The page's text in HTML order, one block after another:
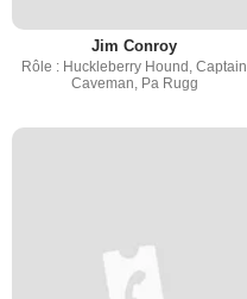
Jim Conroy
Rôle : Huckleberry Hound, Captain
Caveman, Pa Rugg